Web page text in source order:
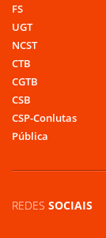
FS
UGT
NCST
CTB
CGTB
CSB
CSP-Conlutas
Pública
REDES SOCIAIS